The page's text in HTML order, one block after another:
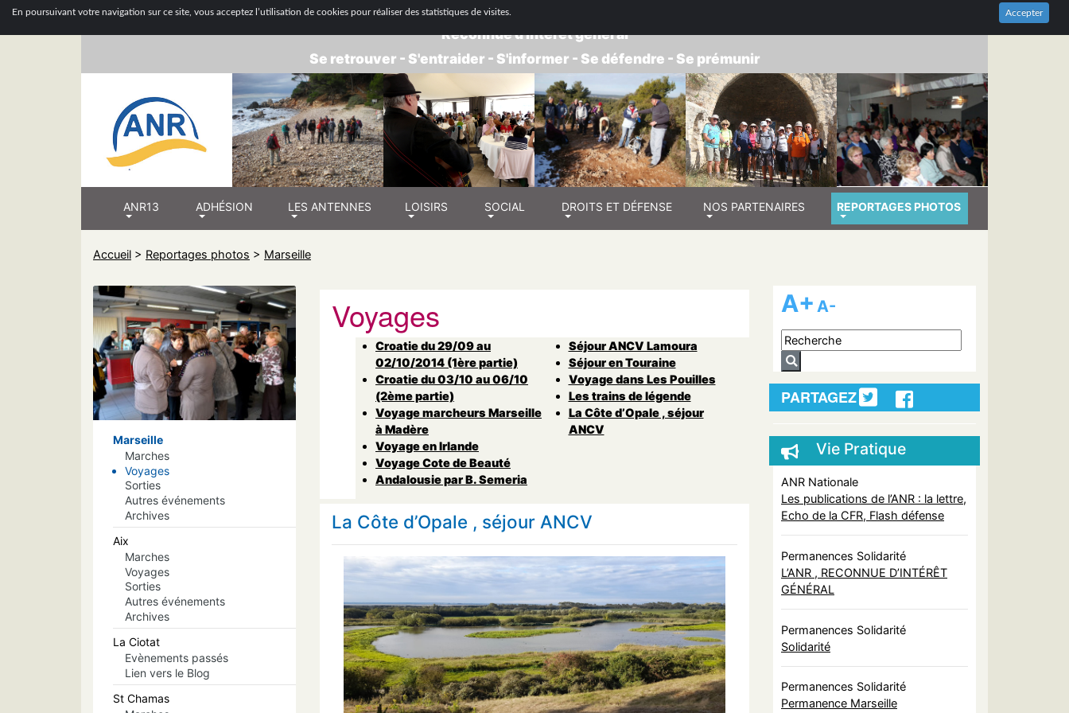
En poursuivant votre navigation sur ce site, vous acceptez l’utilisation de cookies pour réaliser des statistiques de visites. Accepter
ASSOCIATION NATIONALE DE RETRAITÉS - GROUPE BOUCHES-DU-RHÔNE
Reconnue d'intérêt général
Se retrouver - S'entraider - S'informer - Se défendre - Se prémunir
ANR13 ADHÉSION LES ANTENNES LOISIRS SOCIAL DROITS ET DÉFENSE NOS PARTENAIRES REPORTAGES PHOTOS
Accueil > Reportages photos > Marseille
Marseille
Marches
Voyages
Sorties
Autres événements
Archives
Aix
Marches
Voyages
Sorties
Autres événements
Archives
La Ciotat
Evènements passés
Lien vers le Blog
St Chamas
Voyages
Croatie du 29/09 au
02/10/2014 (1ère partie)
Croatie du 03/10 au 06/10
(2ème partie)
Voyage marcheurs Marseille
à Madère
Voyage en Irlande
Voyage Cote de Beauté
Andalousie par B. Semeria
Séjour ANCV Lamoura
Séjour en Touraine
Voyage dans Les Pouilles
Les trains de légende
La Côte d’Opale , séjour
ANCV
La Côte d’Opale , séjour ANCV
A+ A-
PARTAGEZ
Vie Pratique
ANR Nationale
Les publications de l’ANR : la lettre,
Echo de la CFR, Flash défense
Permanences Solidarité
L’ANR , RECONNUE D’INTÉRÊT
GÉNÉRAL
Permanences Solidarité
Solidarité
Permanences Solidarité
Permanence Marseille